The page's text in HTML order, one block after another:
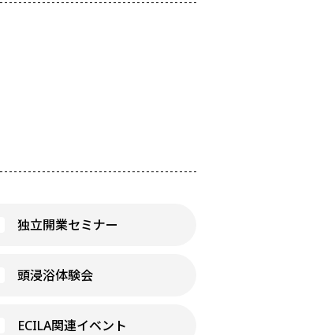
独立開業セミナー
頭浸浴体験会
ECILA関連イベント